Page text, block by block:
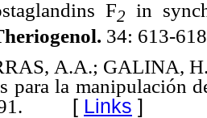
F2
in
34: 613-
A.A.; GALINA,
para la manipulación
[ Links ]